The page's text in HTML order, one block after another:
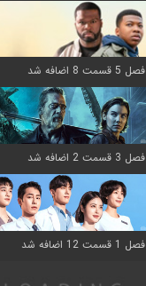
فصل 5 قسمت 8 اضافه شد
فصل 3 قسمت 2 اضافه شد
فصل 1 قسمت 12 اضافه شد